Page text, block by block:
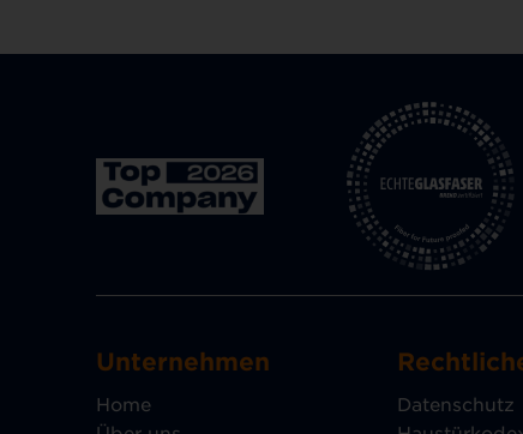
Unternehmen
Home
Datenschutz